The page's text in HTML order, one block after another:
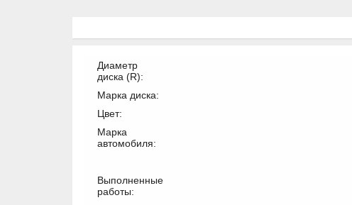
Диаметр
диска (R):
Марка диска:
Цвет:
Марка
автомобиля:
Выполненные
работы: